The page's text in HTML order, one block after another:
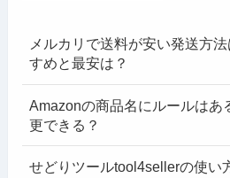
メルカリで送料が安い発送方
すめと最安は？
Amazonの商品名にルールはあ
更できる？
せどりツールtool4sellerの使い